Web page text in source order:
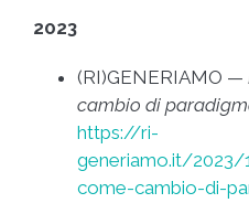
2023
(RI)GENERIAMO —
cambio di
https://ri-
generiamo.it/
come-cambio-di-